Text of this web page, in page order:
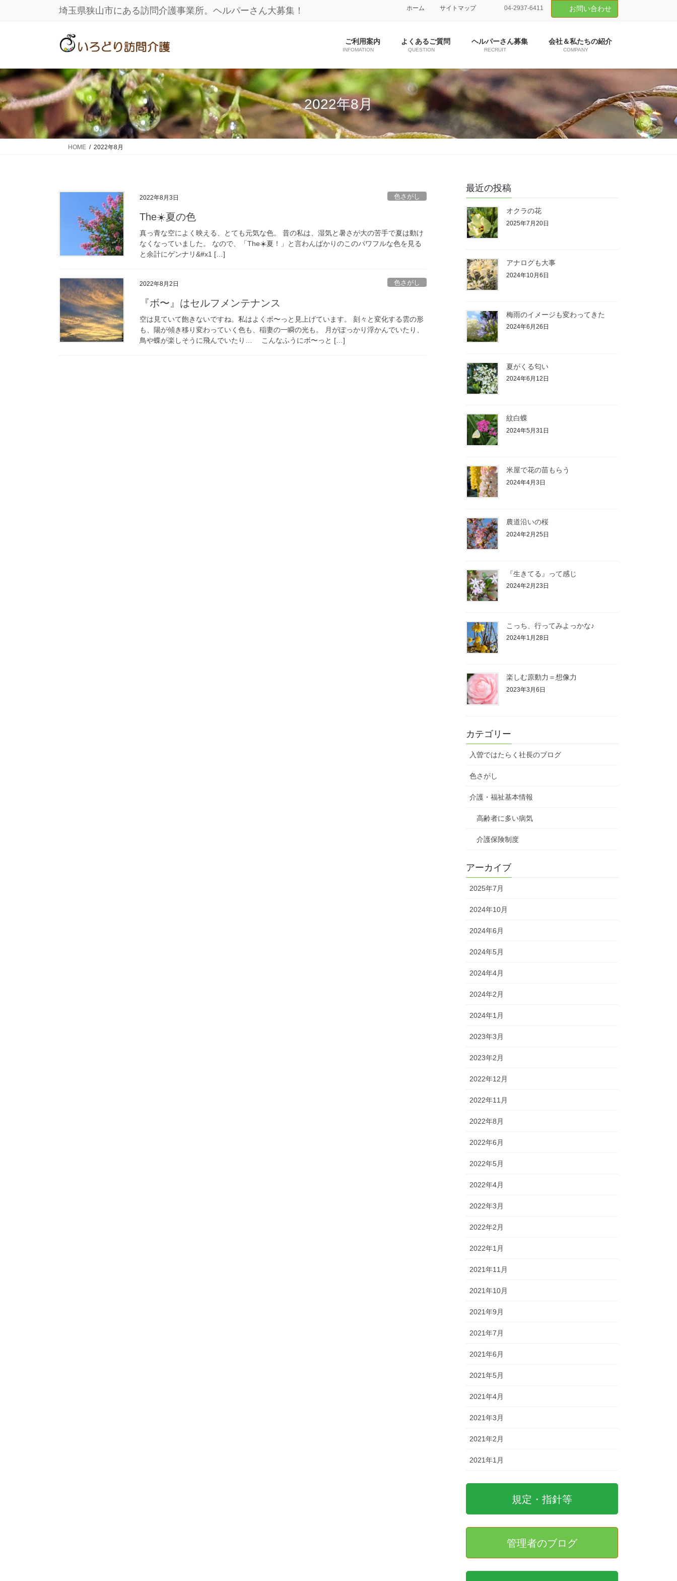
移
動
ン
に
移
埼玉県狭山市にある訪問介護事業所。ヘルパーさん大募集！ ホーム サイトマップ 04-2937-6411 お問い合わせ
ご利用案内
INFOMATION
よくあるご質問
QUESTION
ヘルパーさん募集
RECRUIT
会社＆私たちの紹介
COMPANY
2022年8月
HOME 2022年8月
2022年8月3日 色さがし
The☀️夏の色
真っ青な空によく映える、とても元気な色。 昔の私は、湿気と暑さが大の苦手で夏は動け
なくなっていました。 なので、「The☀️夏！」と言わんばかりのこのパワフルな色を見る
と余計にゲンナリ&#x1 […]
2022年8月2日 色さがし
『ボ〜』はセルフメンテナンス
空は見ていて飽きないですね。私はよくボ〜っと見上げています。 刻々と変化する雲の形
も、陽が傾き移り変わっていく色も、稲妻の一瞬の光も。 月がぽっかり浮かんでいたり、
鳥や蝶が楽しそうに飛んでいたり… こんなふうにボ〜っと […]
最近の投稿
オクラの花
2025年7月20日
アナログも大事
2024年10月6日
梅雨のイメージも変わってきた
2024年6月26日
夏がくる匂い
2024年6月12日
紋白蝶
2024年5月31日
米屋で花の苗もらう
2024年4月3日
農道沿いの桜
2024年2月25日
『生きてる』って感じ
2024年2月23日
こっち、行ってみよっかな♪
2024年1月28日
楽しむ原動力＝想像力
2023年3月6日
カテゴリー
入曽ではたらく社長のブログ
色さがし
介護・福祉基本情報
高齢者に多い病気
介護保険制度
アーカイブ
2025年7月
2024年10月
2024年6月
2024年5月
2024年4月
2024年2月
2024年1月
2023年3月
2023年2月
2022年12月
2022年11月
2022年8月
2022年6月
2022年5月
2022年4月
2022年3月
2022年2月
2022年1月
2021年11月
2021年10月
2021年9月
2021年7月
2021年6月
2021年5月
2021年4月
2021年3月
2021年2月
2021年1月
規定・指針等
管理者のブログ